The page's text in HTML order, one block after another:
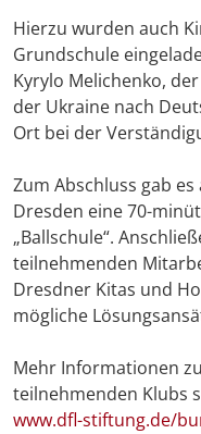
Hierzu wurden auch
Grundschule
Kyrylo Melichenko,
der Ukraine nach
Ort bei der
Zum Abschluss gab
Dresden eine 70-
„Ballschule“.
teilnehmenden
Dresdner Kitas und
mögliche
Mehr Informationen
teilnehmenden Klubs
www.dfl-stiftung.de/